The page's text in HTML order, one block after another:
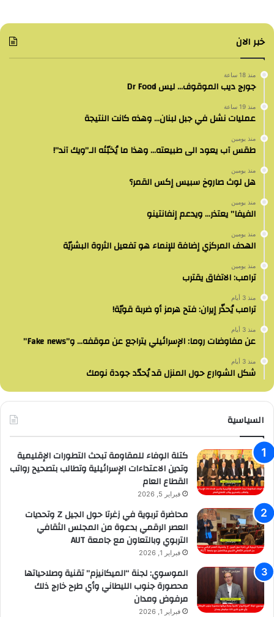
خبر الان
منذ 18 ساعة
جورج ديب الموقوف… ليس Dr Food
منذ 19 ساعة
عمليات نشل في جبل لبنان… وهذه كانت النتيجة
منذ يومين
طقس آب يعود الى طبيعته… وهذا ما يُخبّئه الـ”ويك آند”!
منذ يومين
هل لوث صاروخ سبيس إكس القمر؟
منذ يومين
الفيفا” يعتذر… ويدعم إنفانتينو
منذ يومين
الهدف المركزي إضافة للإنماء هو تفعيل الثروة البشريّة
منذ يومين
ترامب: الاتفاق يقترب
منذ 3 أيام
ترامب يُحذّر إيران: فتح هرمز أو ضربة قويّة!
منذ 3 أيام
عن مفاوضات روما: الإسرائيلي يتراجع عن موقفه… و”Fake news”
منذ 3 أيام
شكل الشوارع حول المنزل قد يُحدّد جودة نومك
السياسية
كتلة الوفاء للمقاومة تبحث التطورات الإقليمية
وتدين الاعتداءات الإسرائيلية وتطالب بتصحيح رواتب
القطاع العام
فبراير 5, 2026
محاضرة تربوية في زغرتا حول الجيل Z وتحديات
العصر الرقمي بدعوة من المجلس الثقافي
التربوي وبالتعاون مع جامعة AUT
فبراير 1, 2026
الموسوي: لجنة “الميكانيزم” تقنية وصلاحياتها
محصورة جنوب الليطاني وأي طرح خارج ذلك
مرفوض ومدان
فبراير 1, 2026